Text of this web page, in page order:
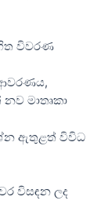
විවරණ
මාතෘකා
ඇතුළත් විවිධ
විසඳන ලද